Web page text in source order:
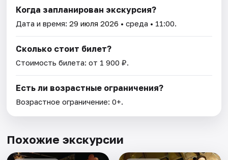
Когда запланирован экскурсия?
Дата и время:29 июля 2026 • среда • 11:00.
Сколько стоит билет?
Стоимость билета: от 1 900 ₽.
Есть ли возрастные ограничения?
Возрастное ограничение: 0+.
Похожие экскурсии